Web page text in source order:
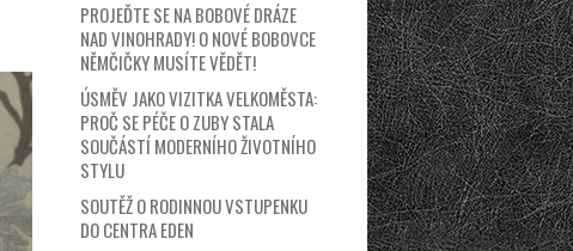
PROJEĎTE SE NA BOBOVÉ DRÁZE
NAD VINOHRADY! O NOVÉ BOBOVCE
NĚMČIČKY MUSÍTE VĚDĚT!
ÚSMĚV JAKO VIZITKA VELKOMĚSTA:
PROČ SE PÉČE O ZUBY STALA
SOUČÁSTÍ MODERNÍHO ŽIVOTNÍHO
STYLU
SOUTĚŽ O RODINNOU VSTUPENKU
DO CENTRA EDEN